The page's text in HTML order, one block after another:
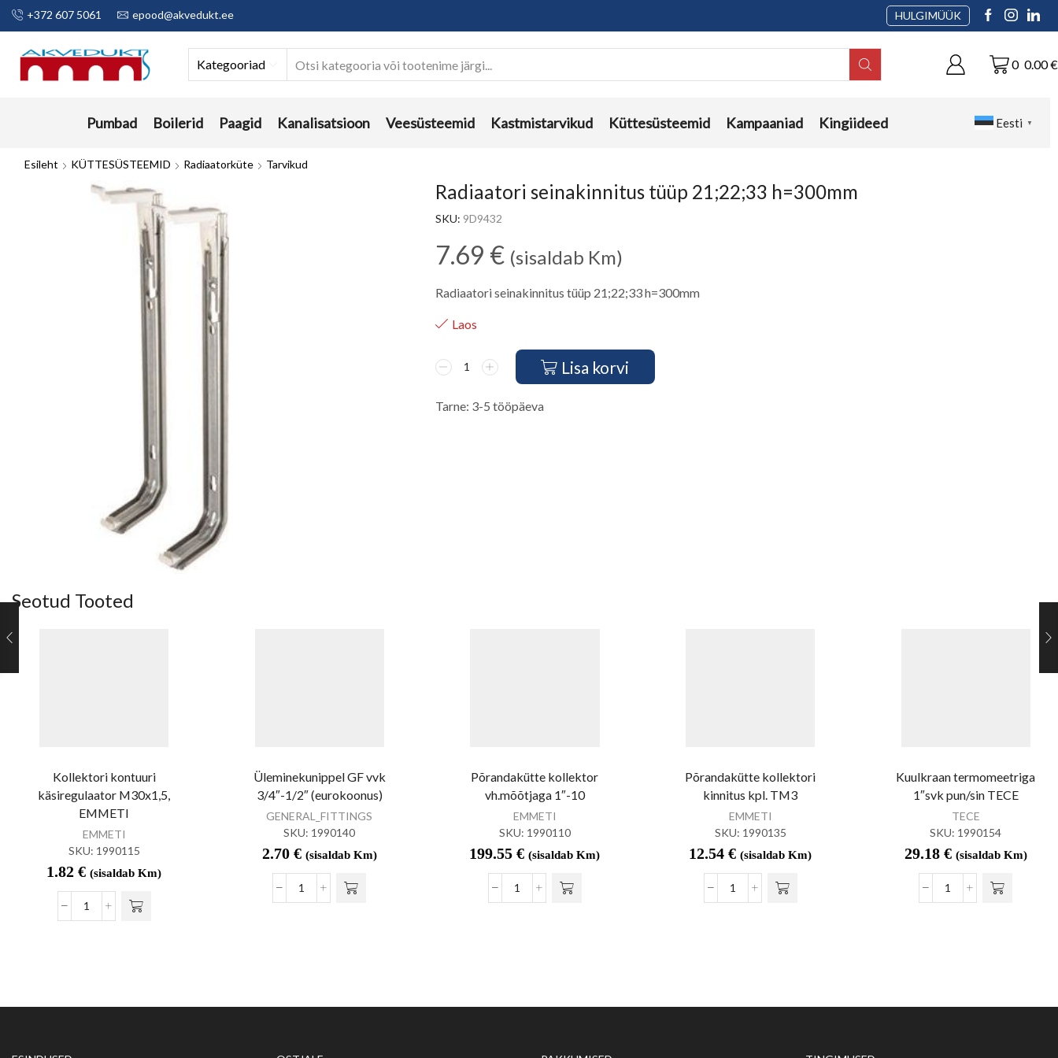
+372 607 5061 epood@akvedukt.ee HULGIMÜÜK
Kategooriad 0 0.00€
Pumbad Boilerid Paagid Kanalisatsioon Veesüsteemid Kastmistarvikud Küttesüsteemid Kampaaniad Kingiideed Eesti ▼
Esileht KÜTTESÜSTEEMID Radiaatorküte Tarvikud
Radiaatori seinakinnitus tüüp 21;22;33 h=300mm
SKU: 9D9432
7.69 € (sisaldab Km)
Radiaatori seinakinnitus tüüp 21;22;33 h=300mm
Laos
Lisa korvi
Tarne: 3-5 tööpäeva
Seotud Tooted
Kollektori kontuuri
käsiregulaator M30x1,5,
EMMETI
EMMETI
SKU: 1990115
1.82€ (sisaldab Km)
Üleminekunippel GF vvk
3/4″-1/2″ (eurokoonus)
GENERAL_FITTINGS
SKU: 1990140
2.70 € (sisaldab Km)
Põrandakütte kollektor
vh.mõõtjaga 1″-10
EMMETI
SKU: 1990110
199.55€ (sisaldab Km)
Põrandakütte kollektori
kinnitus kpl. TM3
EMMETI
SKU: 1990135
12.54€ (sisaldab Km)
Kuulkraan termomeetriga
1″svk pun/sin TECE
TECE
SKU: 1990154
29.18 € (sisaldab Km)